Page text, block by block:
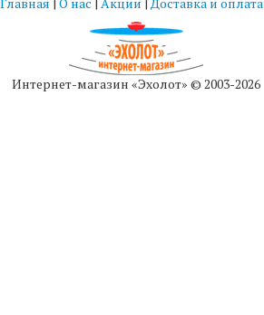
Главная | О нас | Акции |Доставка и оплата
Интернет-магазин «Эхолот» © 2003-2026